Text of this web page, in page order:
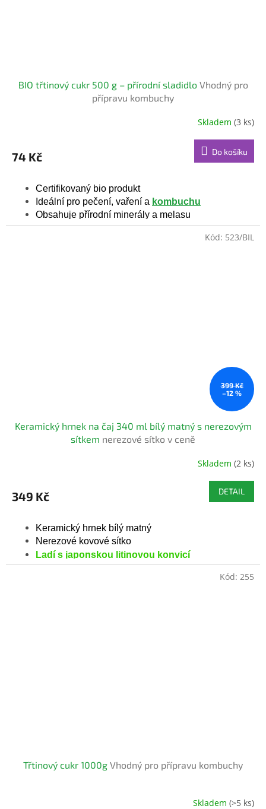
BIO třtinový cukr 500 g – přírodní sladidlo Vhodný pro
přípravu kombuchy
je
hvězdiček.
Skladem(3 ks)
74 Kč Do košíku
Certifikovaný bio produkt
Ideální pro pečení, vaření a kombuchu
Obsahuje přírodní minerály a melasu
399 Kč
–12 %
Keramický hrnek na čaj 340 ml bílý matný s nerezovým
sítkem nerezové sítko v ceně
je
hvězdiček.
Skladem(2 ks)
349 Kč DETAIL
Keramický hrnek bílý matný
Nerezové kovové sítko
Ladí s japonskou litinovou konvicí
Kód: 523/BIL
Třtinový cukr 1000g Vhodný pro přípravu kombuchy
Skladem(>5 ks)
Kód: 255